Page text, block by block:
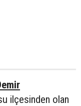
ilçesinden olan